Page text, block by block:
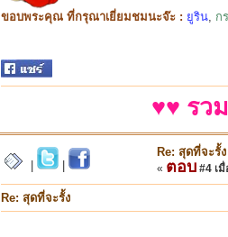
ขอบพระคุณ ที่กรุณาเยี่ยมชมนะจ๊ะ : ยูริน ก
♥♥ รว
Re: สุดที่จะรั้ง
« ตอบ #4 เมื่
Re: สุดที่จะรั้ง